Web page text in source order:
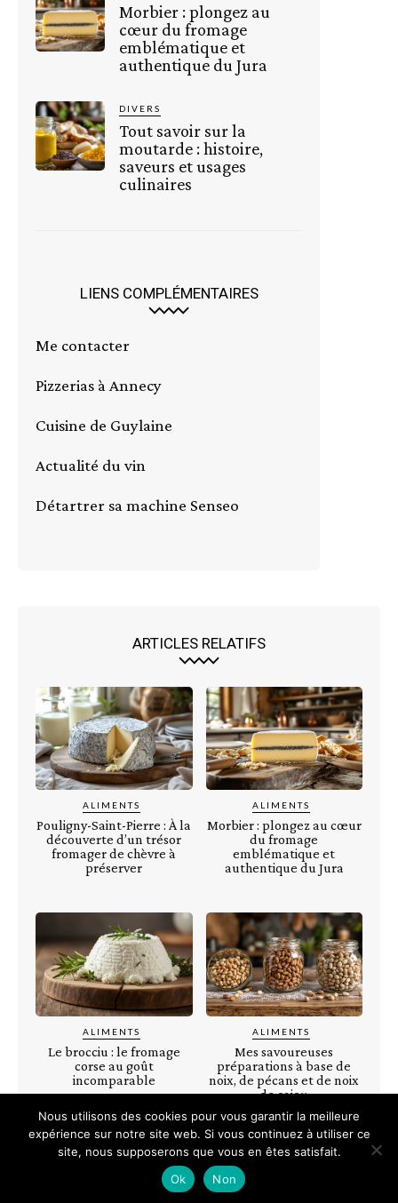
Morbier : plongez au
cœur du fromage
emblématique et
authentique du Jura
DIVERS
Tout savoir sur la
moutarde : histoire,
saveurs et usages
culinaires
LIENS COMPLÉMENTAIRES
Me contacter
Pizzerias à Annecy
Cuisine de Guylaine
Actualité du vin
Détartrer sa machine Senseo
ARTICLES RELATIFS
ALIMENTS
Pouligny-Saint-Pierre : À la
découverte d’un trésor
fromager de chèvre à
préserver
ALIMENTS
Morbier : plongez au cœur
du fromage
emblématique et
authentique du Jura
ALIMENTS
Le brocciu : le fromage
corse au goût
incomparable
ALIMENTS
Mes savoureuses
préparations à base de
noix, de pécans et de noix
de cajou
© Mention légales
Nous utilisons des cookies pour vous garantir la meilleure
expérience sur notre site web. Si vous continuez à utiliser ce
site, nous supposerons que vous en êtes satisfait.
Ok
Non